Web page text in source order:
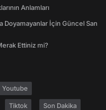
Anlamları
Doyamayanlar İçin Güncel San
Ettiniz mi?
Youtube
Tiktok Son Dakika